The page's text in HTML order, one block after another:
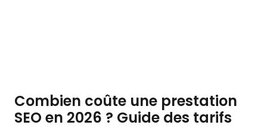
Combien coûte une prestation
SEO en 2026 ? Guide des tarifs